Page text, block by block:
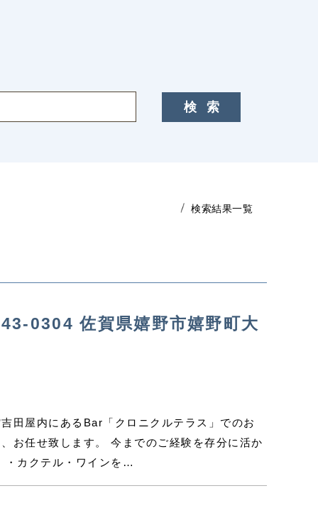
検索結果一覧
0304 佐賀県嬉野市嬉野町大
田屋内にあるBar「クロニクルテラス」でのお
お任せ致します。 今までのご経験を存分に活か
・カクテル・ワインを…